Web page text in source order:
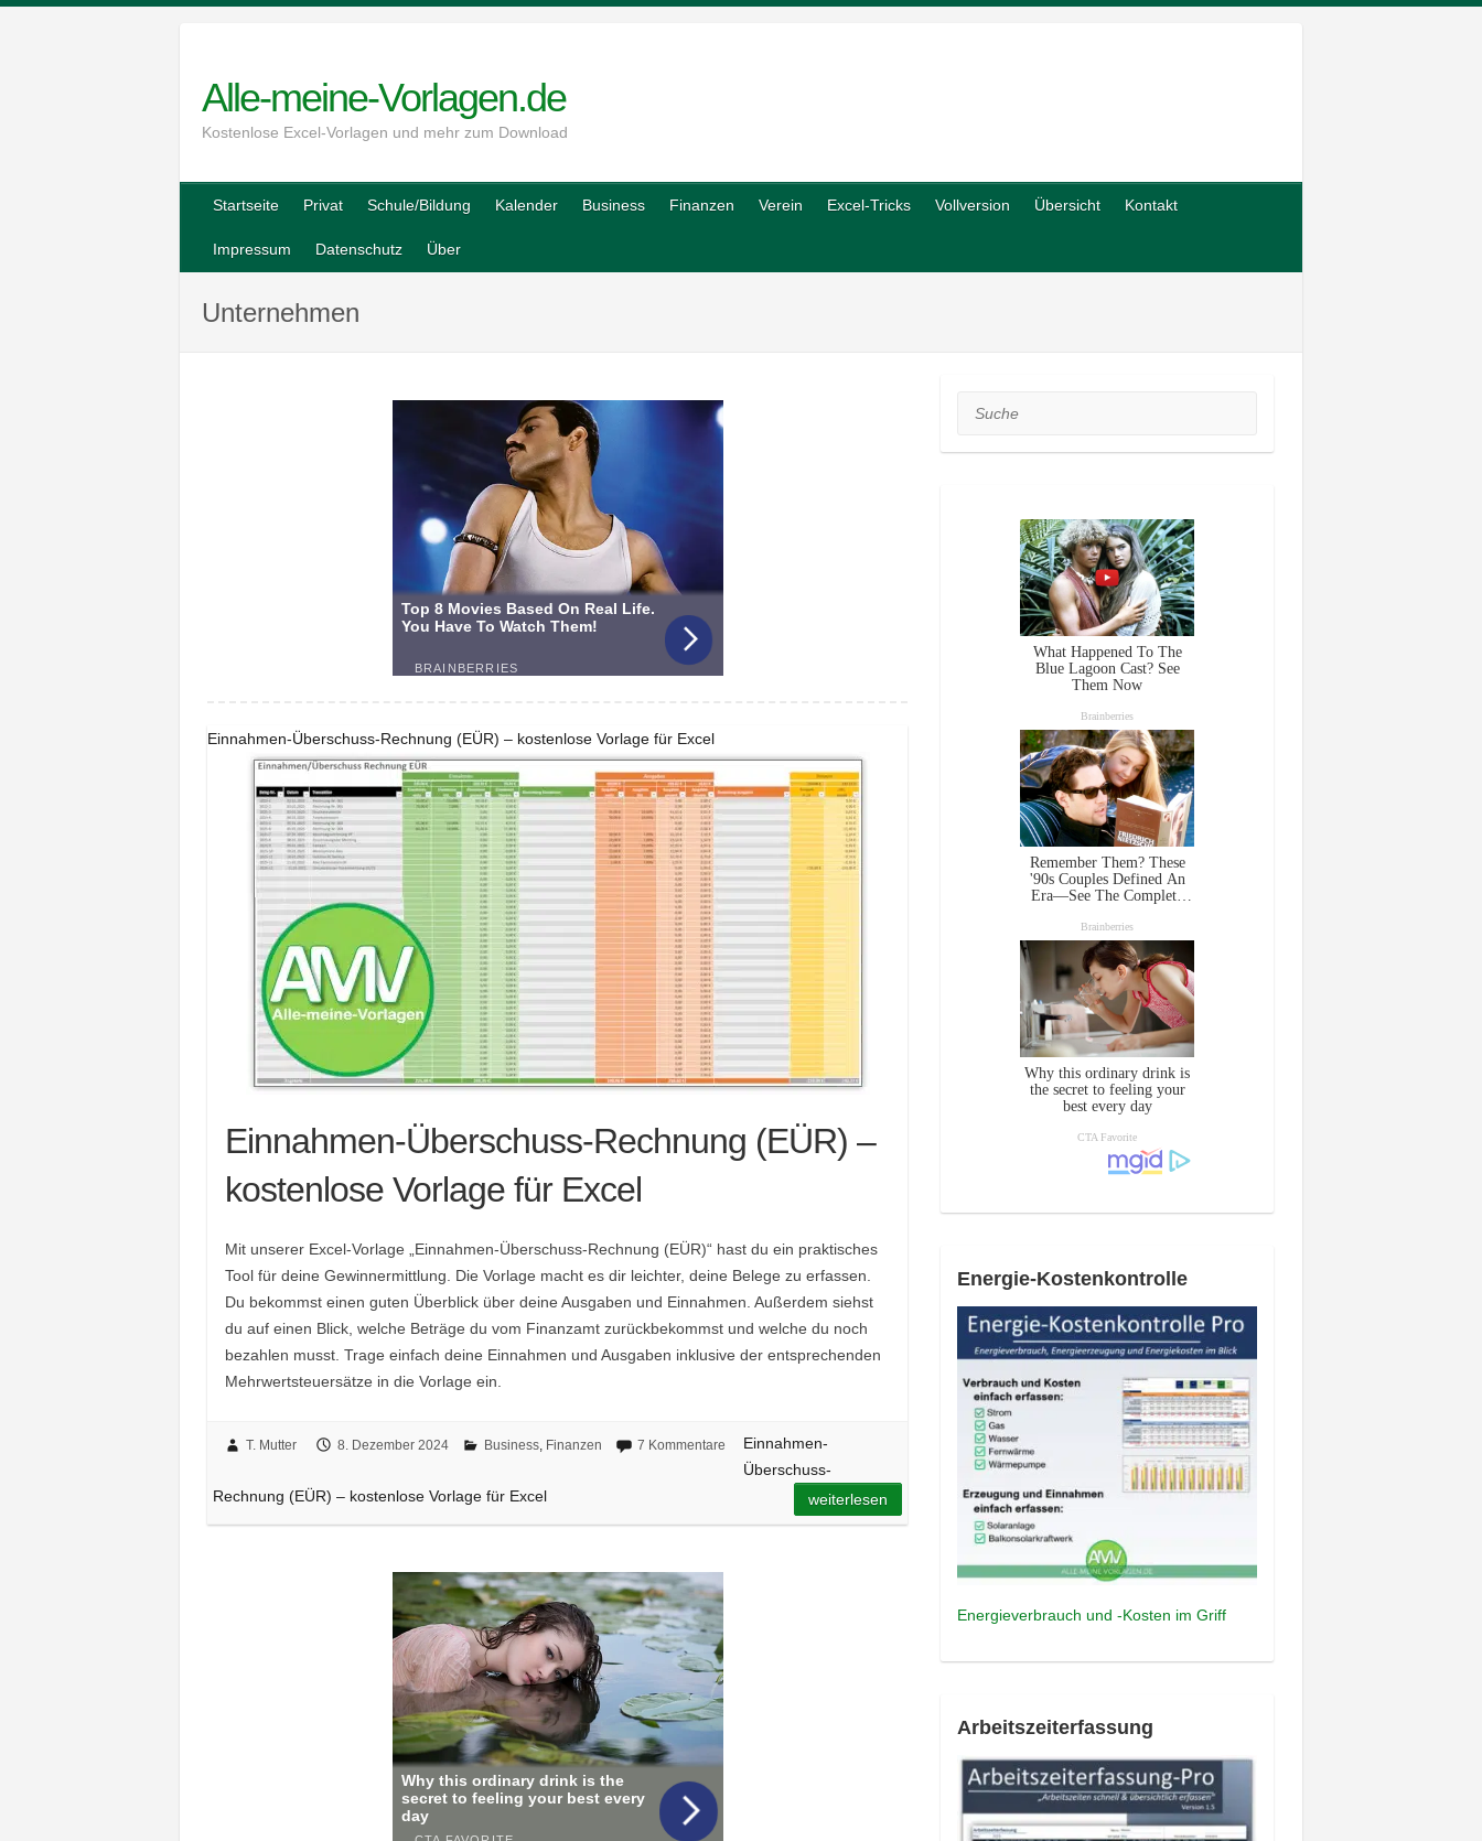
Alle-meine-Vorlagen.de
Kostenlose Excel-Vorlagen und mehr zum Download
Startseite Privat Schule/Bildung Kalender Business Finanzen Verein Excel-Tricks Vollversion Übersicht Kontakt
Impressum Datenschutz Über
Unternehmen
Einnahmen-Überschuss-Rechnung (EÜR) – kostenlose Vorlage für Excel
Einnahmen-Überschuss-Rechnung (EÜR) –
kostenlose Vorlage für Excel
Mit unserer Excel-Vorlage „Einnahmen-Überschuss-Rechnung (EÜR)“ hast du ein praktisches
Tool für deine Gewinnermittlung. Die Vorlage macht es dir leichter, deine Belege zu erfassen.
Du bekommst einen guten Überblick über deine Ausgaben und Einnahmen. Außerdem siehst
du auf einen Blick, welche Beträge du vom Finanzamt zurückbekommst und welche du noch
bezahlen musst. Trage einfach deine Einnahmen und Ausgaben inklusive der entsprechenden
Mehrwertsteuersätze in die Vorlage ein.
T. Mutter 8. Dezember 2024 Business, Finanzen 7 Kommentare
Einnahmen-
Überschuss-
Rechnung (EÜR) – kostenlose Vorlage für Excel
weiterlesen
Suche
Energie-Kostenkontrolle
Energieverbrauch und -Kosten im Griff
Arbeitszeiterfassung